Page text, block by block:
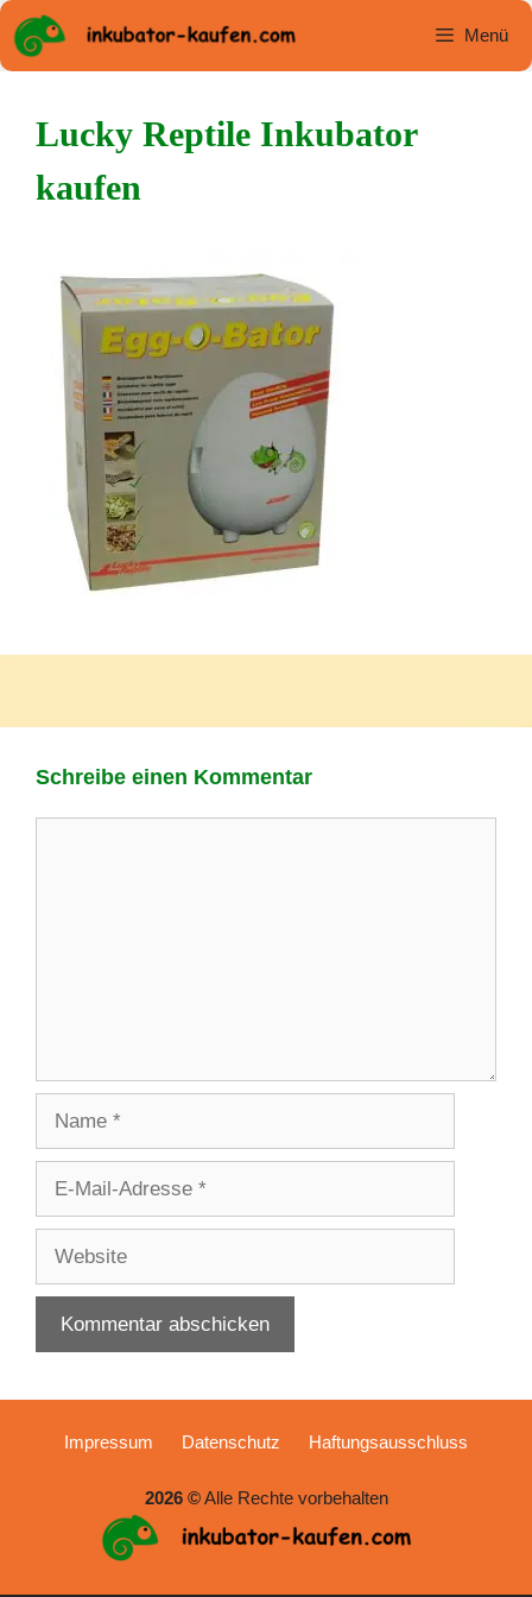
Zum
Inhalt
springen
Menü
Lucky Reptile Inkubator
kaufen
Schreibe einen Kommentar
Adresse
Impressum Datenschutz Haftungsausschluss
2026 ©Alle Rechte vorbehalten